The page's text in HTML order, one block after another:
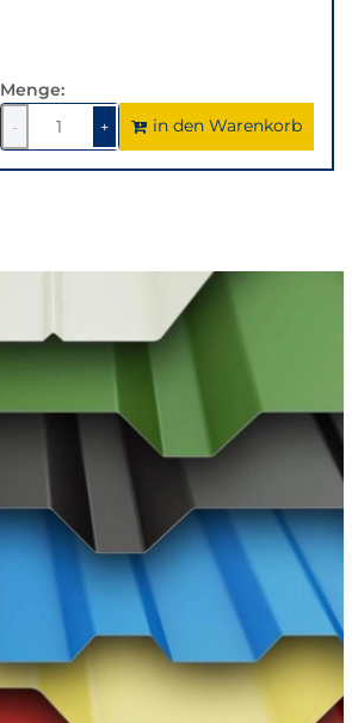
Menge:
-
1
verringern
+1um
1
erhöhen
in den Warenkorb